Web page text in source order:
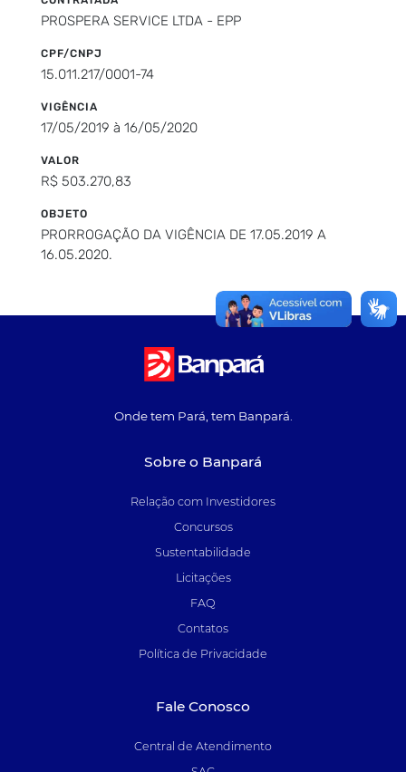
PROSPERA SERVICE LTDA - EPP
CPF/CNPJ
15.011.217/0001-74
VIGÊNCIA
17/05/2019 à 16/05/2020
VALOR
R$ 503.270,83
OBJETO
PRORROGAÇÃO DA VIGÊNCIA DE 17.05.2019 A
16.05.2020.
Onde tem Pará, tem Banpará.
Sobre o Banpará
Relação com Investidores
Concursos
Sustentabilidade
Licitações
FAQ
Contatos
Política de Privacidade
Fale Conosco
Central de Atendimento